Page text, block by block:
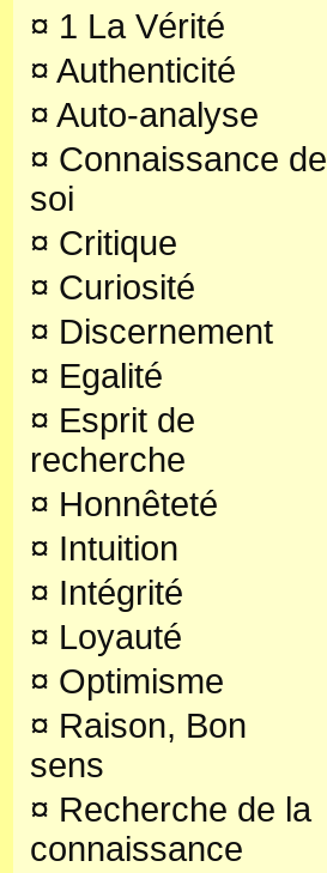
¤ 1 La Vérité
¤ Authenticité
¤ Auto-analyse
¤ Connaissance de
soi
¤ Critique
¤ Curiosité
¤ Discernement
¤ Egalité
¤ Esprit de
recherche
¤ Honnêteté
¤ Intuition
¤ Intégrité
¤ Loyauté
¤ Optimisme
¤ Raison, Bon
sens
¤ Recherche de la
connaissance